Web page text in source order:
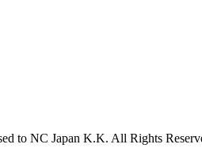
to NC Japan K.K. All Rights